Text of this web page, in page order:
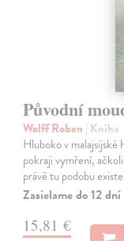
Původní
Wolff Roben | Kniha
Hluboko v malajsijské
pokraji vymření,
právě tu podobu
Zasielame do 12 dní
15,81 €